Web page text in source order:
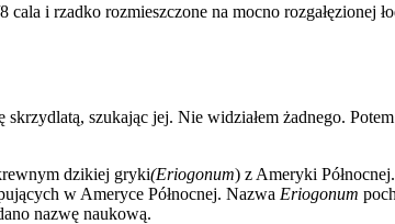
i rzadko rozmieszczone na mocno
szukając jej. Nie widziałem żadnego.
dzikiej gryki(Eriogonum) z Ameryki
w Ameryce Północnej. Nazwa Eriogonum
nazwę naukową.